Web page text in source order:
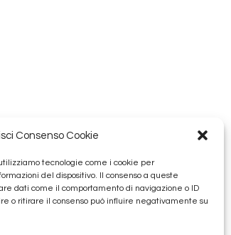
Consenso Cookie
tecnologie come i cookie per
del dispositivo. Il consenso a queste
dati come il comportamento di navigazione o ID
o ritirare il consenso può influire negativamente su